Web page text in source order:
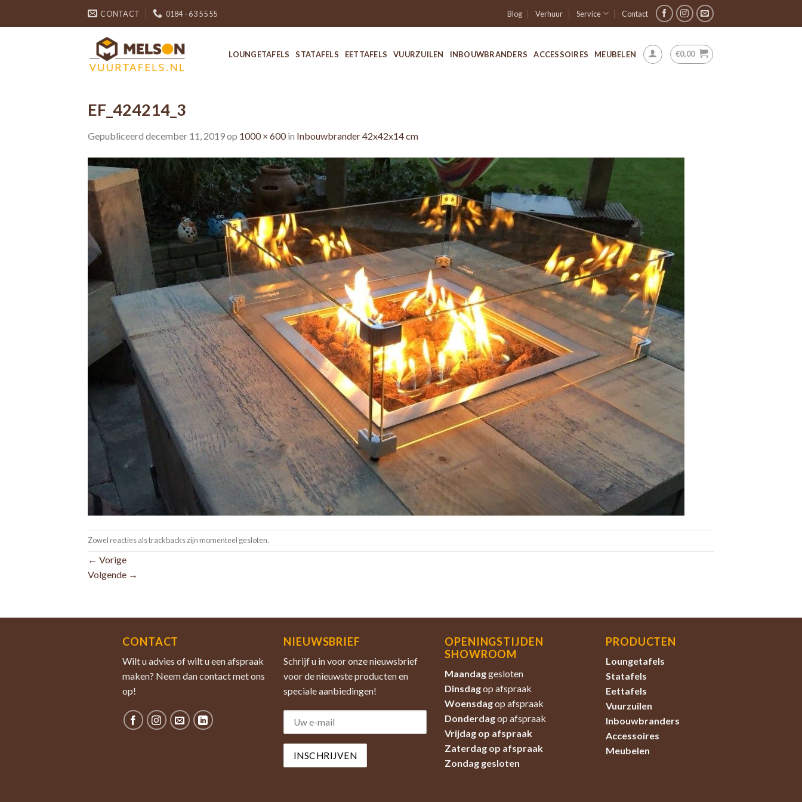
CONTACT 0184 - 63 55 55 Blog Verhuur Service Contact
LOUNGETAFELS STATAFELS EETTAFELS VUURZUILEN INBOUWBRANDERS ACCESSOIRES MEUBELEN €0,00
EF_424214_3
Gepubliceerd december 11, 2019op 1000 × 600in Inbouwbrander 42x42x14 cm
Zowel reacties als trackbacks zijn momenteel gesloten.
← Vorige
Volgende →
CONTACT
Wilt u advies of wilt u een afspraak
maken? Neem dan contact met ons
op!
NIEUWSBRIEF
Schrijf u in voor onze nieuwsbrief
voor de nieuwste producten en
speciale aanbiedingen!
OPENINGSTIJDEN
SHOWROOM
Maandaggesloten
Dinsdagop afspraak
Woensdagop afspraak
Donderdagop afspraak
Vrijdag op afspraak
Zaterdag op afspraak
Zondag gesloten
PRODUCTEN
Loungetafels
Statafels
Eettafels
Vuurzuilen
Inbouwbranders
Accessoires
Meubelen